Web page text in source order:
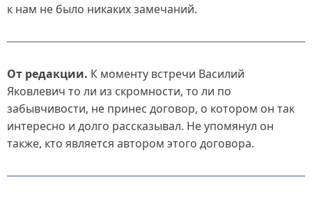
к нам не было никаких замечаний.
От редакции. К моменту встречи Василий
Яковлевич то ли из скромности, то ли по
забывчивости, не принес договор, о котором он так
интересно и долго рассказывал. Не упомянул он
также, кто является автором этого договора.